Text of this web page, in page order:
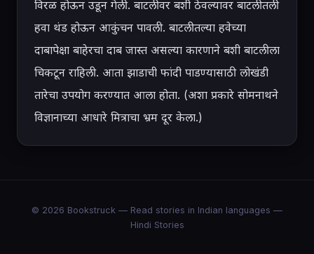
विरळ होऊन उडून गेली. बाटलीवर बशी ठेवल्यावर बाटलीतली
हवा थंड होऊन आकुंचन पावली. बाटलीतल्या हवेच्या
दाबापेक्षा बाहेरचा दाब जास्त असल्या कारणाने बशी बाटलीला
चिकटून राहिली. आता झाडाची फांदी पाडण्यासाठी लोखंडी
तारेचा उपयोग करण्यात आला होता. (अशा प्रकारे सोमनाथने
विज्ञानाच्या आधारे मित्राचा भ्रम दूर केला.)
© 2026 Bookstruck — Read stories in Indian languages —
Hindi Stories